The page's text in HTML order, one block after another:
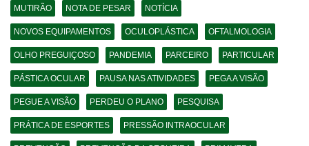
MUTIRÃO NOTA DE PESAR NOTÍCIA
NOVOS EQUIPAMENTOS OCULOPLÁSTICA OFTALMOLOGIA
OLHO PREGUIÇOSO PANDEMIA PARCEIRO PARTICULAR
PÁSTICA OCULAR PAUSA NAS ATIVIDADES PEGA A VISÃO
PEGUE A VISÃO PERDEU O PLANO PESQUISA
PRÁTICA DE ESPORTES PRESSÃO INTRAOCULAR